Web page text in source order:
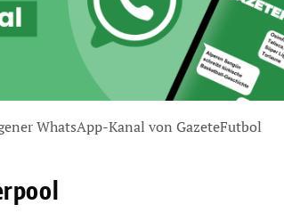
WhatsApp-Kanal von GazeteFutbol